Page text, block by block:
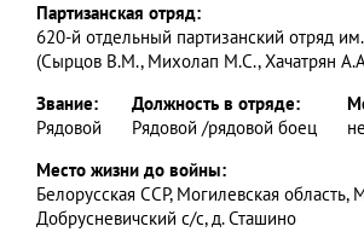
Партизанская отряд:
620-й отдельный партизанский отряд
(Сырцов В.М., Михолап М.С., Хачатрян
Звание:
Рядовой
Должность в отряде:
Рядовой /рядовой боец
Место жизни до войны:
Белорусская ССР, Могилевская область,
Добрусневичский с/с, д. Сташино